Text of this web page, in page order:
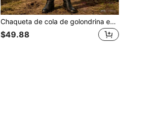
Chaqueta de cola de golondrina estilo steampunk medieval para hombre, abrigo victoriano gótico de jacquard
$49.88